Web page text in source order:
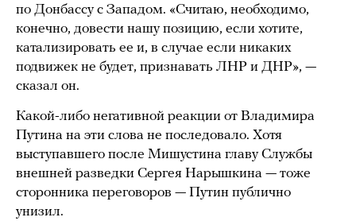
по Донбассу с Западом. «Считаю, необходимо,
конечно, довести нашу позицию, если хотите,
катализировать ее и, в случае если никаких
подвижек не будет, признавать ЛНР и ДНР», —
сказал он.
Какой-либо негативной реакции от Владимира
Путина на эти слова не последовало. Хотя
выступавшего после Мишустина главу Службы
внешней разведки Сергея Нарышкина — тоже
сторонника переговоров — Путин публично
унизил.